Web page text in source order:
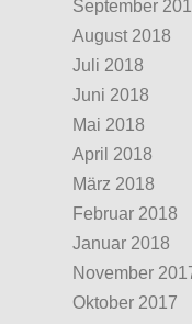
September
August 2018
Juli 2018
Juni 2018
Mai 2018
April 2018
März 2018
Februar 2018
Januar 2018
November
Oktober 2017